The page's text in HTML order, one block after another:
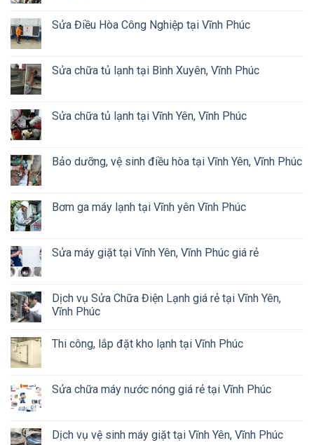
Sửa Điều Hòa Công Nghiệp tại Vĩnh Phúc
Sửa chữa tủ lạnh tại Bình Xuyên, Vĩnh Phúc
Sửa chữa tủ lạnh tại Vĩnh Yên, Vĩnh Phúc
Bảo dưỡng, vệ sinh điều hòa tại Vĩnh Yên, Vĩnh Phúc
Bơm ga máy lạnh tại Vĩnh yên Vĩnh Phúc
Sửa máy giặt tại Vĩnh Yên, Vĩnh Phúc giá rẻ
Dịch vụ Sửa Chữa Điện Lạnh giá rẻ tại Vĩnh Yên,
Vĩnh Phúc
Thi công, lắp đặt kho lạnh tại Vĩnh Phúc
Sửa chữa máy nước nóng giá rẻ tại Vĩnh Phúc
Dịch vụ vệ sinh máy giặt tại Vĩnh Yên, Vĩnh Phúc